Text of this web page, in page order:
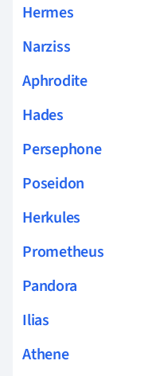
Hermes
Narziss
Aphrodite
Hades
Persephone
Poseidon
Herkules
Prometheus
Pandora
Ilias
Athene